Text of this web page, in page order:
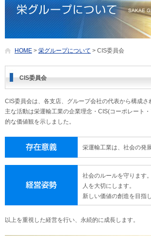
HOME > 栄グループについて > CIS委員会
CIS委員会
CIS委員会は、各支店、グループ会社の代表から構成さ
主な活動は栄運輸工業の企業理念・CIS(コーポレート
的な価値観を示しました。
栄運輸工業は、社会の発
社会のルールを守ります。
人を大切にします。
新しい価値の創造を目指
以上を重視した経営を行い、永続的に成長します。